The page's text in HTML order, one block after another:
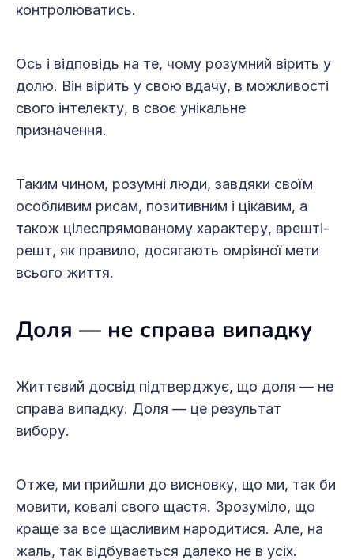
контролюватись.
Ось і відповідь на те, чому розумний вірить у
долю. Він вірить у свою вдачу, в можливості
свого інтелекту, в своє унікальне
призначення.
Таким чином, розумні люди, завдяки своїм
особливим рисам, позитивним і цікавим, а
також цілеспрямованому характеру, врешті-
решт, як правило, досягають омріяної мети
всього життя.
Доля — не справа випадку
Життєвий досвід підтверджує, що доля — не
справа випадку. Доля — це результат
вибору.
Отже, ми прийшли до висновку, що ми, так би
мовити, ковалі свого щастя. Зрозуміло, що
краще за все щасливим народитися. Але, на
жаль, так відбувається далеко не в усіх.